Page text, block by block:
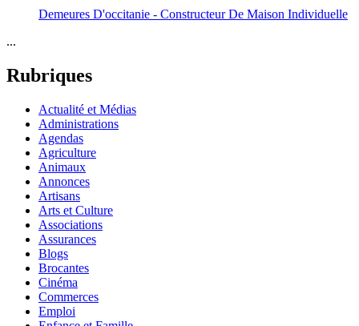
Demeures D'occitanie - Constructeur De Maison Individuelle
...
Rubriques
Actualité et Médias
Administrations
Agendas
Agriculture
Animaux
Annonces
Artisans
Arts et Culture
Associations
Assurances
Blogs
Brocantes
Cinéma
Commerces
Emploi